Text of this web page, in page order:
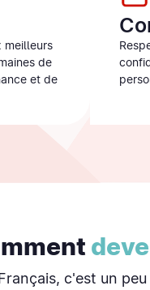
meilleurs
de
et de
c'est un